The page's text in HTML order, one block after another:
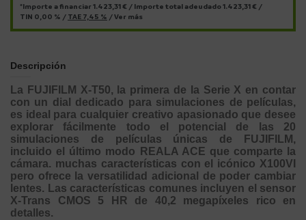
*Importe a financiar 1.423,31 € / Importe total adeudado1.423,31 € /
TIN 0,00 % / TAE 7,45 % /Ver más
Descripción
La FUJIFILM X-T50, la primera de la Serie X en contar
con un dial dedicado para simulaciones de películas,
es ideal para cualquier creativo apasionado que desee
explorar fácilmente todo el potencial de las 20
simulaciones de películas únicas de FUJIFILM,
incluido el último modo REALA ACE que comparte la
cámara. muchas características con el icónico X100VI
pero ofrece la versatilidad adicional de poder cambiar
lentes. Las características comunes incluyen el sensor
X-Trans CMOS 5 HR de 40,2 megapíxeles rico en
detalles.